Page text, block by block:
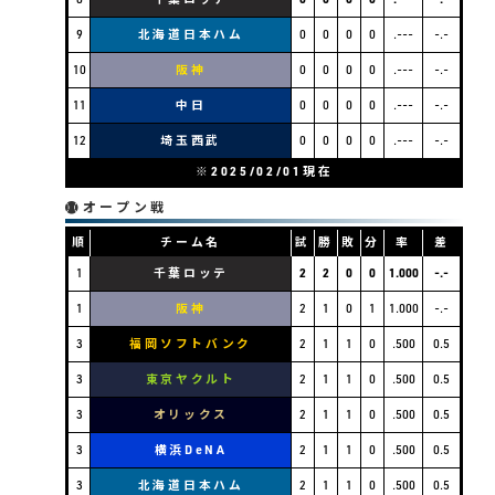
9 北海道日本ハム 0 0 0 0 .--- -.-
10 阪神 0 0 0 0 .--- -.-
11 中日 0 0 0 0 .--- -.-
12 埼玉西武 0 0 0 0 .--- -.-
※2025/02/01現在
オープン戦
順 チーム名 試 勝 敗 分 率 差
1 千葉ロッテ 2 2 0 0 1.000 -.-
1 阪神 2 1 0 1 1.000 -.-
3 福岡ソフトバンク 2 1 1 0 .500 0.5
3 東京ヤクルト 2 1 1 0 .500 0.5
3 オリックス 2 1 1 0 .500 0.5
3 横浜DeNA 2 1 1 0 .500 0.5
3 北海道日本ハム 2 1 1 0 .500 0.5